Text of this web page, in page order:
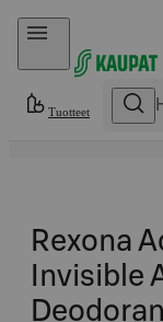
Hyppää sisältöön
Tuotteet
Rexona
Invisible